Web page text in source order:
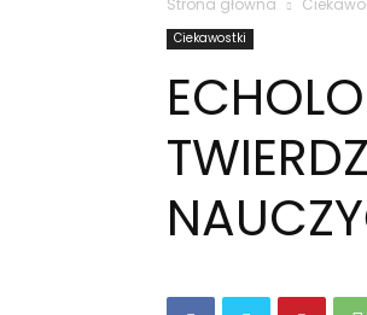
polsku
Strona główna
Ciekawostki